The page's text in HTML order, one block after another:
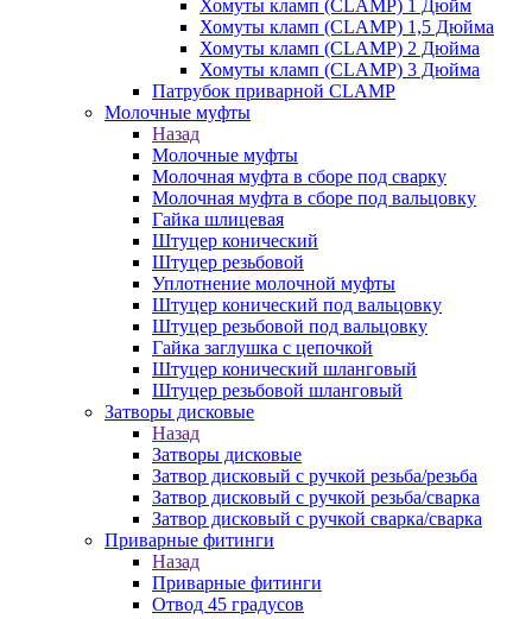
Хомуты кламп (CLAMP) 1 Дюйм
Хомуты кламп (CLAMP) 1,5 Дюйма
Хомуты кламп (CLAMP) 2 Дюйма
Хомуты кламп (CLAMP) 3 Дюйма
Патрубок приварной CLAMP
Молочные муфты
Назад
Молочные муфты
Молочная муфта в сборе под сварку
Молочная муфта в сборе под вальцовку
Гайка шлицевая
Штуцер конический
Штуцер резьбовой
Уплотнение молочной муфты
Штуцер конический под вальцовку
Штуцер резьбовой под вальцовку
Гайка заглушка с цепочкой
Штуцер конический шланговый
Штуцер резьбовой шланговый
Затворы дисковые
Назад
Затворы дисковые
Затвор дисковый с ручкой резьба/резьба
Затвор дисковый с ручкой резьба/сварка
Затвор дисковый с ручкой сварка/сварка
Приварные фитинги
Назад
Приварные фитинги
Отвод 45 градусов